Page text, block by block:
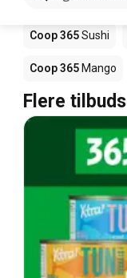
Coop 365Sushi
Coop 365 Mango
Flere